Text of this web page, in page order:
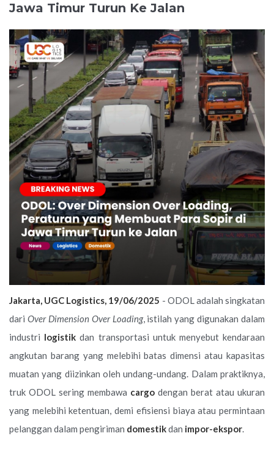
Jawa Timur Turun Ke Jalan
Jakarta, UGC Logistics, 19/06/2025 - ODOL adalah singkatan
dari Over Dimension Over Loading, istilah yang digunakan dalam
industri logistik dan transportasi untuk menyebut kendaraan
angkutan barang yang melebihi batas dimensi atau kapasitas
muatan yang diizinkan oleh undang-undang. Dalam praktiknya,
truk ODOL sering membawa cargo dengan berat atau ukuran
yang melebihi ketentuan, demi efisiensi biaya atau permintaan
pelanggan dalam pengiriman domestikdan impor-ekspor.